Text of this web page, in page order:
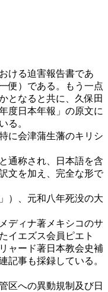
ける迫害報告書であ
便）である。もう一点
となると共に、久保田
度日本年報」の原文に
る。
に会津蒲生藩のキリシ
通称され、日本語を含
文を加え、完全な形で
）、元和八年死没の大
ディナ著メキシコのサ
イエズス会員ピエト
ャード著日本教会史補
記事も採録している。
区への異動規制及び日